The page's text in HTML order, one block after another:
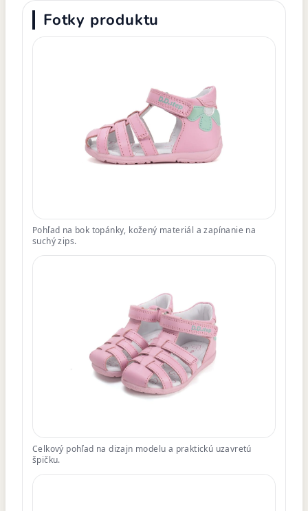
Fotky produktu
Pohľad na bok topánky, kožený materiál a zapínanie na
suchý zips.
Celkový pohľad na dizajn modelu a praktickú uzavretú
špičku.